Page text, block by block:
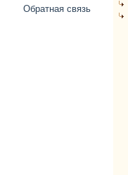
Обратная связь